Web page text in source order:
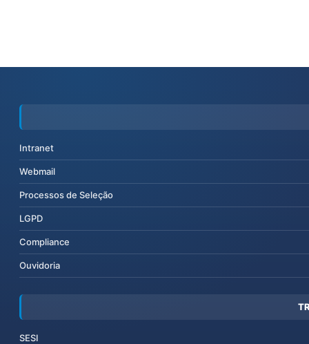
Intranet
Webmail
Processos de Seleção
LGPD
Compliance
Ouvidoria
SESI